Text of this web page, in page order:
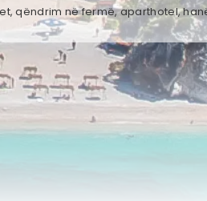
qëndrim në fermë, aparthotel,